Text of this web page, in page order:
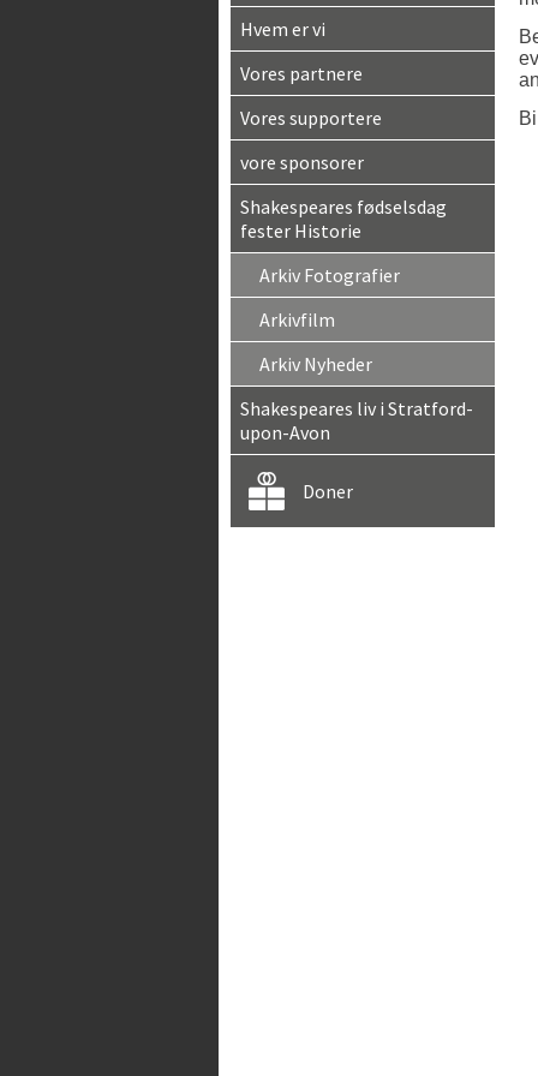
Hvem er vi
Vores partnere
Vores supportere
vore sponsorer
Shakespeares fødselsdag
fester Historie
Arkiv Fotografier
Arkivfilm
Arkiv Nyheder
Shakespeares liv i Stratford-
upon-Avon
Doner